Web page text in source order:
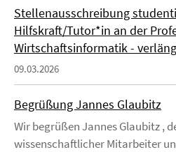
Stellenausschreibung
Hilfskraft/Tutor*in an der
Wirtschaftsinformatik -
09.03.2026
Begrüßung Jannes Glaubitz
Wir begrüßen Jannes Glaubitz ,
wissenschaftlicher Mitarbeiter